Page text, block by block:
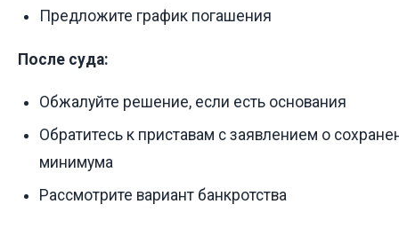
Предложите график погашения
После суда:
Обжалуйте решение, если есть основания
Обратитесь к приставам с заявлением о
минимума
Рассмотрите вариант банкротства